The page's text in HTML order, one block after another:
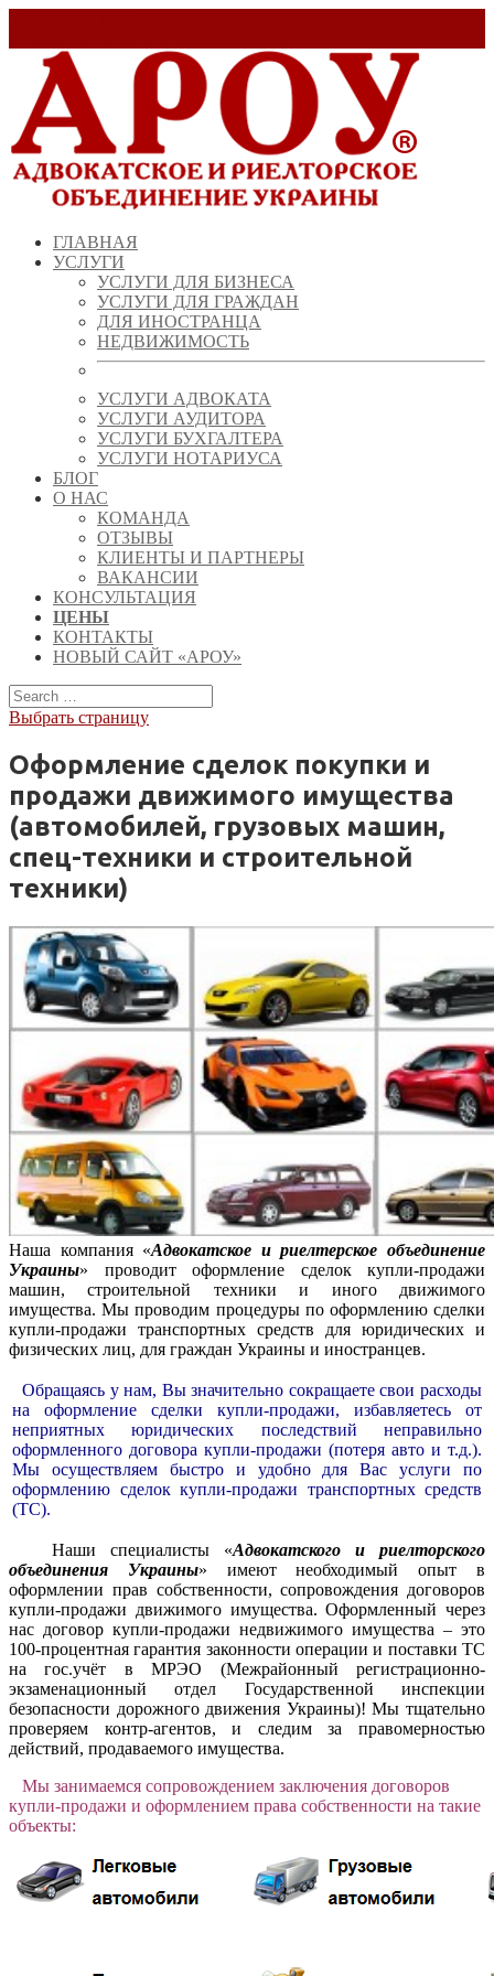
ГЛАВНАЯ
УСЛУГИ
УСЛУГИ ДЛЯ БИЗНЕСА
УСЛУГИ ДЛЯ ГРАЖДАН
ДЛЯ ИНОСТРАНЦА
НЕДВИЖИМОСТЬ
УСЛУГИ АДВОКАТА
УСЛУГИ АУДИТОРА
УСЛУГИ БУХГАЛТЕРА
УСЛУГИ НОТАРИУСА
БЛОГ
О НАС
КОМАНДА
ОТЗЫВЫ
КЛИЕНТЫ И ПАРТНЕРЫ
ВАКАНСИИ
КОНСУЛЬТАЦИЯ
ЦЕНЫ
КОНТАКТЫ
НОВЫЙ САЙТ «АРОУ»
Выбрать страницу
Оформление сделок покупки и
продажи движимого имущества
(автомобилей, грузовых машин,
спец-техники и строительной
техники)
Наша компания «Адвокатское и риелтерское объединение
Украины» проводит оформление сделок купли-продажи
машин, строительной техники и иного движимого
имущества. Мы проводим процедуры по оформлению сделки
купли-продажи транспортных средств для юридических и
физических лиц, для граждан Украины и иностранцев.
Обращаясь у нам, Вы значительно сокращаете свои расходы
на оформление сделки купли-продажи, избавляетесь от
неприятных юридических последствий неправильно
оформленного договора купли-продажи (потеря авто и т.д.).
Мы осуществляем быстро и удобно для Вас услуги по
оформлению сделок купли-продажи транспортных средств
(ТС).
Наши специалисты «Адвокатского и риелторского
объединения Украины» имеют необходимый опыт в
оформлении прав собственности, сопровождения договоров
купли-продажи движимого имущества. Оформленный через
нас договор купли-продажи недвижимого имущества – это
100-процентная гарантия законности операции и поставки ТС
на гос.учёт в МРЭО (Межрайонный регистрационно-
экзаменационный отдел Государственной инспекции
безопасности дорожного движения Украины)! Мы тщательно
проверяем контр-агентов, и следим за правомерностью
действий, продаваемого имущества.
Мы занимаемся сопровождением заключения договоров
купли-продажи и оформлением права собственности на такие
объекты: